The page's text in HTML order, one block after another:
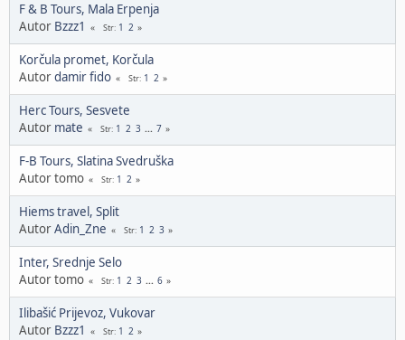
F & B Tours, Mala Erpenja
Autor Bzzz1 Str 1 2
Korčula promet, Korčula
Autordamir fido Str 1 2
Herc Tours, Sesvete
Autor mate Str 1 2 3 ... 7
F-B Tours, Slatina Svedruška
Autor tomo
Str 1 2
Hiems travel, Split
AutorAdin_Zne Str 1 2 3
Inter, Srednje Selo
Autor tomo
Str 1 2 3 ... 6
Ilibašić Prijevoz, Vukovar
Autor Bzzz1 Str 1 2